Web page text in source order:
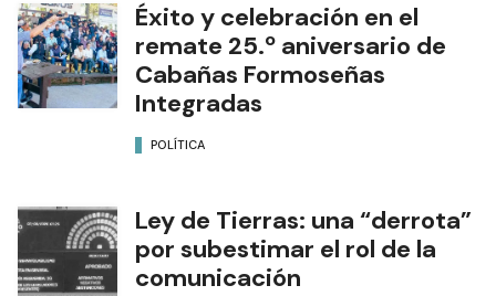
Éxito y celebración en el
remate 25.º aniversario de
Cabañas Formoseñas
Integradas
POLÍTICA
Ley de Tierras: una “derrota”
por subestimar el rol de la
comunicación